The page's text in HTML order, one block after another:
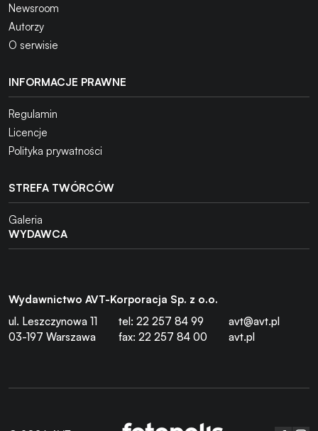
Newsroom
Autorzy
O serwisie
INFORMACJE PRAWNE
Regulamin
Licencje
Polityka prywatności
STREFA TWÓRCÓW
Galeria
WYDAWCA
Wydawnictwo AVT-Korporacja Sp. z o.o.
ul. Leszczynowa 11
03-197 Warszawa
tel: 22 257 84 99
fax: 22 257 84 00
avt@avt.pl
avt.pl